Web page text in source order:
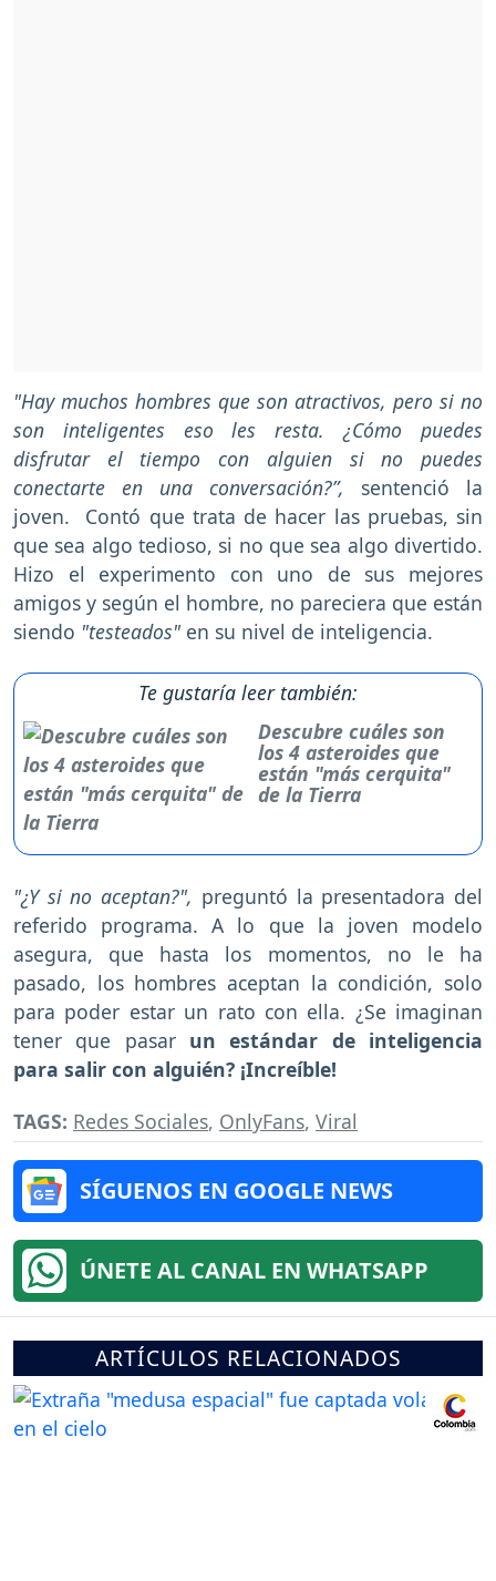
"Hay muchos hombres que son atractivos, pero si no
son inteligentes eso les resta. ¿Cómo puedes
disfrutar el tiempo con alguien si no puedes
conectarte en una conversación?”, sentenció la
joven. Contó que trata de hacer las pruebas, sin
que sea algo tedioso, si no que sea algo divertido.
Hizo el experimento con uno de sus mejores
amigos y según el hombre, no pareciera que están
siendo "testeados" en su nivel de inteligencia.
Te gustaría leer también:
Descubre cuáles son
los 4 asteroides que
están "más cerquita"
de la Tierra
"¿Y si no aceptan?", preguntó la presentadora del
referido programa. A lo que la joven modelo
asegura, que hasta los momentos, no le ha
pasado, los hombres aceptan la condición, solo
para poder estar un rato con ella. ¿Se imaginan
tener que pasar un estándar de inteligencia
para salir con alguién? ¡Increíble!
TAGS: Redes Sociales, OnlyFans, Viral
SÍGUENOS EN GOOGLE NEWS
ÚNETE AL CANAL EN WHATSAPP
ARTÍCULOS RELACIONADOS